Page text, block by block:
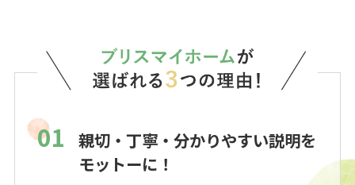
01
親切・丁寧・分かりやすい説明を
モットーに！